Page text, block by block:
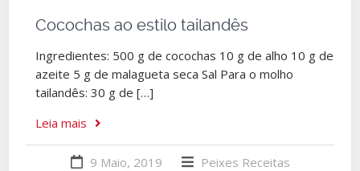
Cocochas ao estilo tailandês
Ingredientes: 500 g de cocochas 10 g de alho 10 g de
azeite 5 g de malagueta seca Sal Para o molho
tailandês: 30 g de […]
Leia mais
9 Maio, 2019 Peixes Receitas